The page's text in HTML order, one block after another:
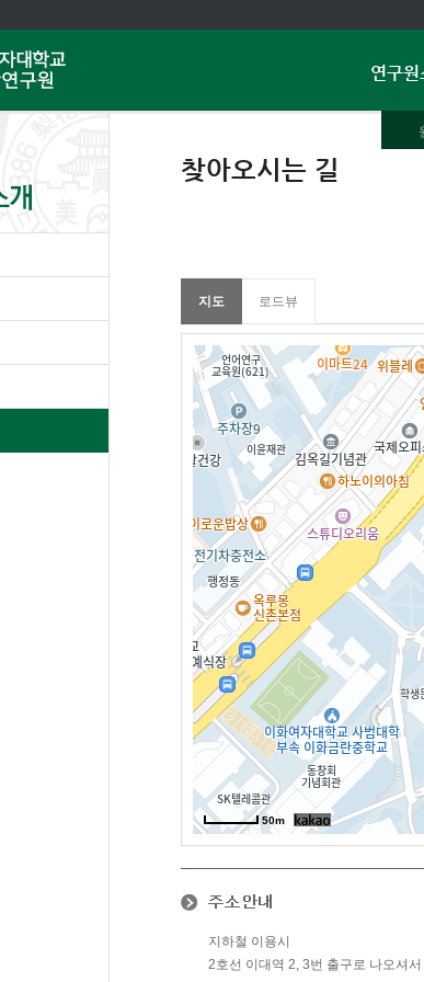
연구원
지도
50m
로드뷰
지하철 이용시
2호선 이대역 2, 3번 출구로 나오셔
찾아오시는 길